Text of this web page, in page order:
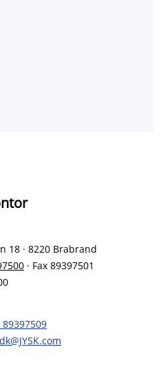
18 · 8220 Brabrand
· Fax 89397501
89397509